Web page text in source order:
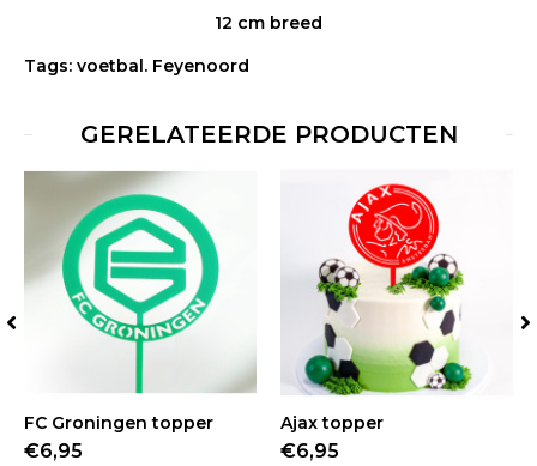
12 cm breed
Tags: voetbal. Feyenoord
GERELATEERDE PRODUCTEN
BESTELLEN
FC Groningen topper
€6,95
BESTELLEN
Ajax topper
€6,95